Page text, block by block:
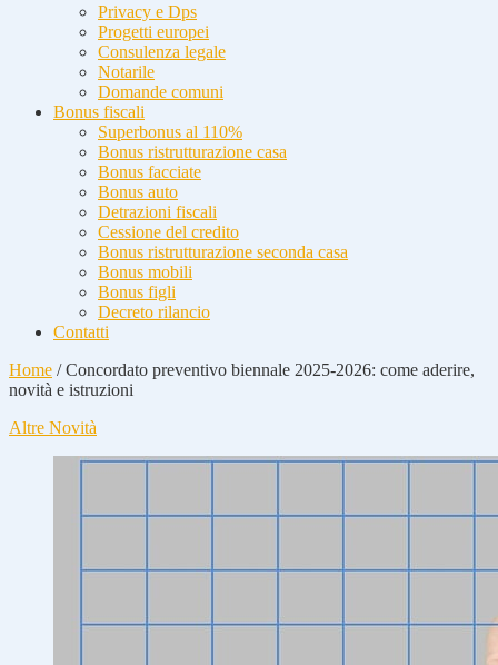
Privacy e Dps
Progetti europei
Consulenza legale
Notarile
Domande comuni
Bonus fiscali
Superbonus al 110%
Bonus ristrutturazione casa
Bonus facciate
Bonus auto
Detrazioni fiscali
Cessione del credito
Bonus ristrutturazione seconda casa
Bonus mobili
Bonus figli
Decreto rilancio
Contatti
Home /Concordato preventivo biennale 2025-2026: come aderire,
novità e istruzioni
Altre Novità